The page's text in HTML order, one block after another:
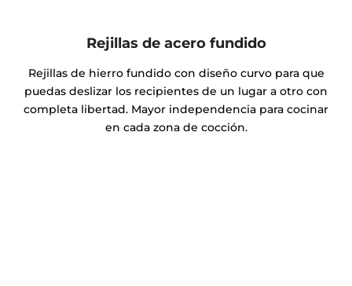
Rejillas de acero fundido
Rejillas de hierro fundido con diseño curvo para que
puedas deslizar los recipientes de un lugar a otro con
completa libertad. Mayor independencia para cocinar
en cada zona de cocción.